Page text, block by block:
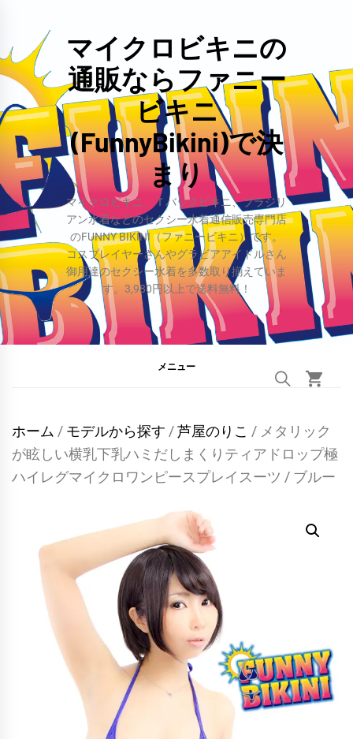
テ
ン
ツ
へ
ッ
プ
マイクロビキニの
通販ならファニー
ビキニ
(FunnyBikini)で決
まり
マイクロビキニ、Ｔバックビキニ、ブラジリ
アン水着などのセクシー水着通信販売専門店
のFUNNY BIKINI（ファニービキニ）です。
コスプレイヤーさんやグラビアアイドルさん
御用達のセクシー水着を多数取り揃えていま
す。3,980円以上で送料無料！
メニュー
ホーム / モデルから探す /芦屋のりこ / メタリック
が眩しい横乳下乳ハミだしまくりティアドロップ極
ハイレグマイクロワンピースプレイスーツ / ブルー